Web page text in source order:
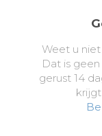
Weet u
Dat is
gerust 14